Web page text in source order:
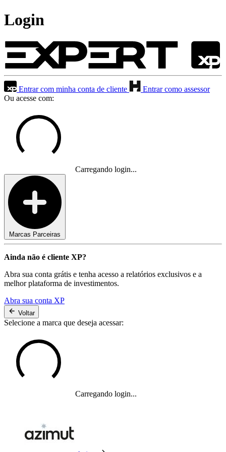
Login
Entrar com minha conta de cliente
Entrar como assessor
Ou acesse com:
Carregando login...
Marcas Parceiras
Ainda não é cliente XP?
Abra sua conta grátis e tenha acesso a relatórios exclusivos e a
melhor plataforma de investimentos.
Abra sua conta XP
Voltar
Selecione a marca que deseja acessar:
Carregando login...